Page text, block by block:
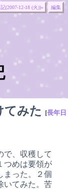
(2007-12-18 (火))» 編集
てみた [長年日
で、収穫して
つめは要領が
まった。２個
いてみた。苦